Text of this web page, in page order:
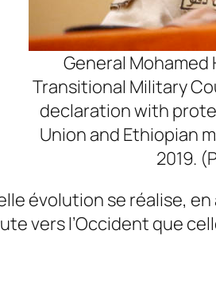
General Mohamed
Transitional Military
declaration with
Union and Ethiopian
2019.
évolution se réalise,
vers l’Occident que